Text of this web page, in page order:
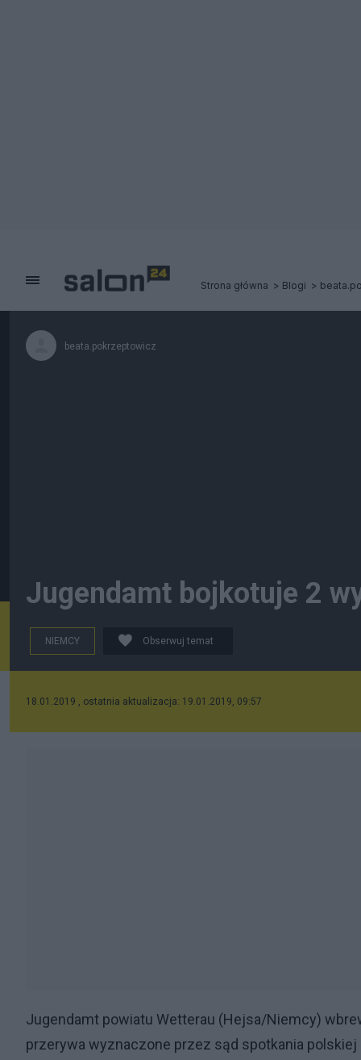
Strona główna Blogi
beata.pokrzeptowicz
Jugendamt bojkotuje 2
NIEMCY Obserwuj temat
18.01.2019 , ostatnia aktualizacja: 19.01.2019, 09:57
Jugendamt powiatu Wetterau (Hejsa/Niemcy)
przerywa wyznaczone przez sąd spotkania